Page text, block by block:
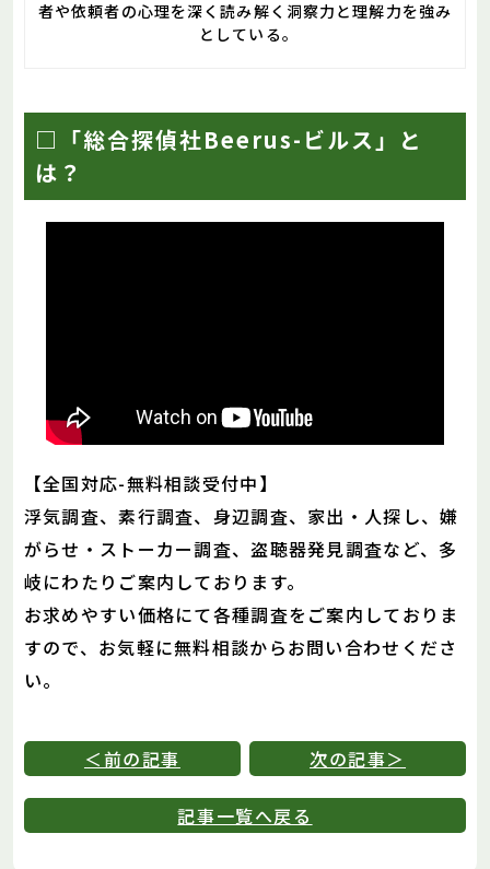
者や依頼者の心理を深く読み解く洞察力と理解力を強み
としている｡
□「総合探偵社Beerus-ビルス」と
は？
【全国対応-無料相談受付中】
浮気調査、素行調査、身辺調査、家出・人探し、嫌
がらせ・ストーカー調査、盗聴器発見調査など、多
岐にわたりご案内しております。
お求めやすい価格にて各種調査をご案内しておりま
すので、お気軽に無料相談からお問い合わせくださ
い。
＜前の記事
記事一覧へ戻る
次の記事＞